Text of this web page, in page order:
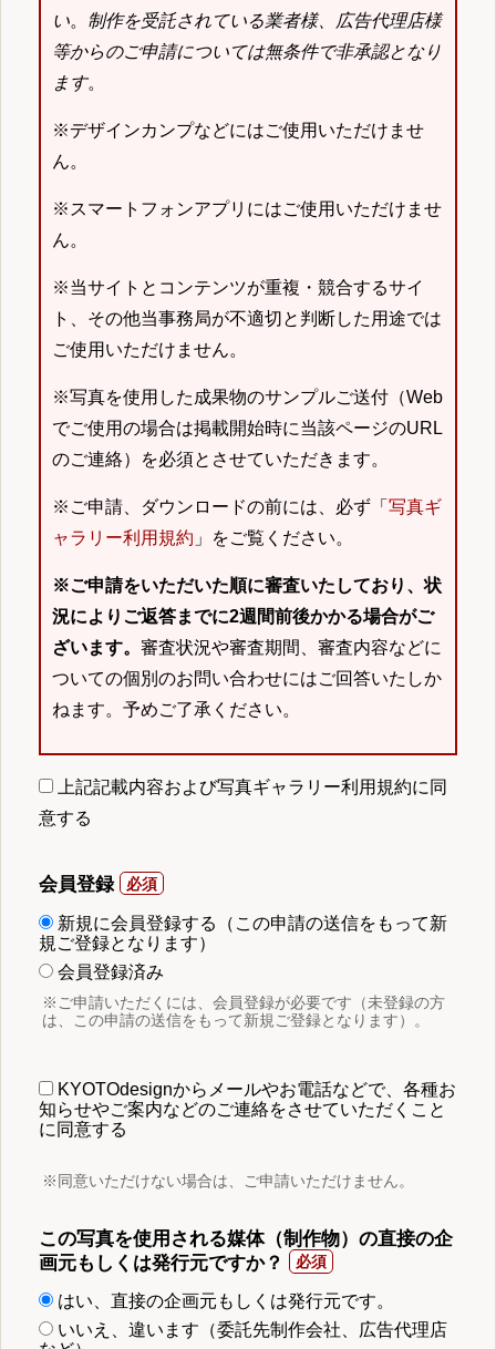
い。 制作を受託されている業者様、広告代理店様
等からのご申請については無条件で非承認となり
ます。
※デザインカンプなどにはご使用いただけませ
ん。
※スマートフォンアプリにはご使用いただけませ
ん。
※当サイトとコンテンツが重複・競合するサイ
ト、その他当事務局が不適切と判断した用途では
ご使用いただけません。
※写真を使用した成果物のサンプルご送付（Web
でご使用の場合は掲載開始時に当該ページのURL
のご連絡）を必須とさせていただきます。
※ご申請、ダウンロードの前には、必ず「 写真ギ
ャラリー利用規約 」をご覧ください。
※ご申請をいただいた順に審査いたしており、状
況によりご返答までに2週間前後かかる場合がご
ざいます。 審査状況や審査期間、審査内容などに
ついての個別のお問い合わせにはご回答いたしか
ねます。予めご了承ください。
上記記載内容および写真ギャラリー利用規約に同
意する
会員登録
新規に会員登録する（この申請の送信をもって新
規ご登録となります）
会員登録済み
※ご申請いただくには、会員登録が必要です（未登録の方
は、この申請の送信をもって新規ご登録となります）。
KYOTOdesignからメールやお電話などで、各種お
知らせやご案内などのご連絡をさせていただくこと
に同意する
※同意いただけない場合は、ご申請いただけません。
この写真を使用される媒体（制作物）の直接の企
画元もしくは発行元ですか？
はい、直接の企画元もしくは発行元です。
いいえ、違います（委託先制作会社、広告代理店